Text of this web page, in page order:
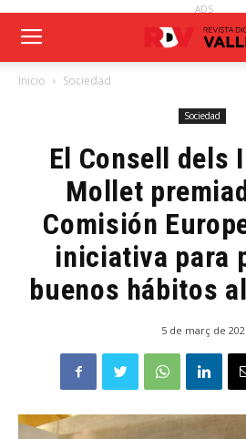
ADS
Inicio Sociedad
Sociedad
El Consell dels
Mollet
Comisión
iniciativa para
buenos hábitos
5 de març de